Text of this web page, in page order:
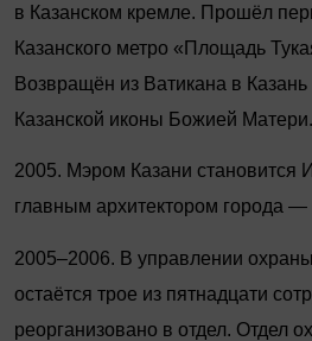
в Казанском кремле. Прошёл
Казанского метро «Площадь
Возвращён из Ватикана в
Казанской иконы Божией Матери.
2005. Мэром Казани становится
главным архитектором города
2005–2006. В управлении
остаётся трое из пятнадцати
реорганизовано в отдел. Отдел